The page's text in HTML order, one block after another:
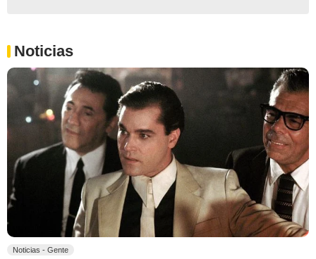
Noticias
Noticias - Gente